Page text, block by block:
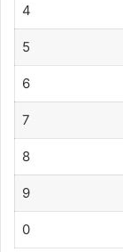
4
5
6
7
8
9
0